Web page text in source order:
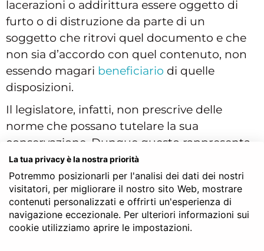
lacerazioni o addirittura essere oggetto di
furto o di distruzione da parte di un
soggetto che ritrovi quel documento e che
non sia d’accordo con quel contenuto, non
essendo magari beneficiario di quelle
disposizioni.
Il legislatore, infatti, non prescrive delle
norme che possano tutelare la sua
conservazione. Dunque questo rappresenta
un rischio che va esposto ad un soggetto
che intenda disporre delle proprie ultime
volontà per il tempo in cui avrà cessato di
vivere qualora si rechi dal notaio per una
consulenza.
La tua privacy è la nostra priorità
Potremmo posizionarli per l'analisi dei dati dei nostri
visitatori, per migliorare il nostro sito Web, mostrare
contenuti personalizzati e offrirti un'esperienza di
navigazione eccezionale. Per ulteriori informazioni sui
cookie utilizziamo aprire le impostazioni.